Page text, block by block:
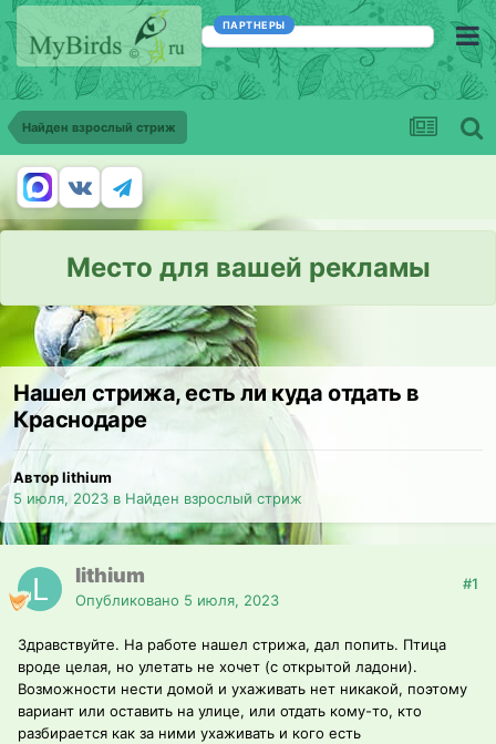
ПАРТНЕРЫ
Найден взрослый стриж
Место для вашей рекламы
Нашел стрижа, есть ли куда отдать в
Краснодаре
Автор lithium
5 июля, 2023 в Найден взрослый стриж
lithium
Опубликовано 5 июля, 2023
#1
Здравствуйте. На работе нашел стрижа, дал попить. Птица
вроде целая, но улетать не хочет (с открытой ладони).
Возможности нести домой и ухаживать нет никакой, поэтому
вариант или оставить на улице, или отдать кому-то, кто
разбирается как за ними ухаживать и кого есть